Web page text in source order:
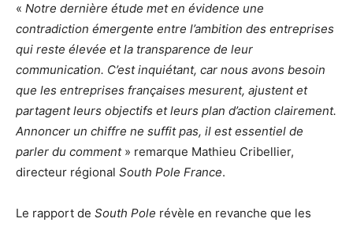
« Notre dernière étude met en évidence une
contradiction émergente entre l’ambition des entreprises
qui reste élevée et la transparence de leur
communication. C’est inquiétant, car nous avons besoin
que les entreprises françaises mesurent, ajustent et
partagent leurs objectifs et leurs plan d’action clairement.
Annoncer un chiffre ne suffit pas, il est essentiel de
parler du comment» remarque Mathieu Cribellier,
directeur régional South Pole France.
Le rapport de South Pole révèle en revanche que les